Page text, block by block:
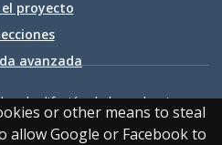
or other means to steal
allow Google or Facebook to
el proyecto
avanzada
a la difusión de las colecciones
la Real Biblioteca